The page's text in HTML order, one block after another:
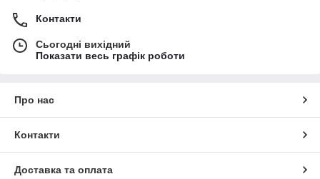
Контакти
Сьогодні вихідний
Показати весь графік роботи
Про нас
Контакти
Доставка та оплата